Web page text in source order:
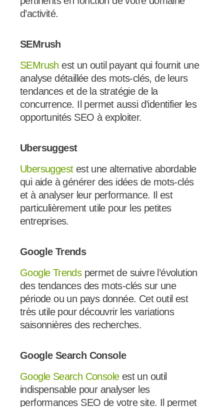
d’activité.
SEMrush
SEMrush est un outil payant qui fournit une
analyse détaillée des mots-clés, de leurs
tendances et de la stratégie de la
concurrence. Il permet aussi d’identifier les
opportunités SEO à exploiter.
Ubersuggest
Ubersuggestest une alternative abordable
qui aide à générer des idées de mots-clés
et à analyser leur performance. Il est
particulièrement utile pour les petites
entreprises.
Google Trends
Google Trendspermet de suivre l’évolution
des tendances des mots-clés sur une
période ou un pays donnée. Cet outil est
très utile pour découvrir les variations
saisonnières des recherches.
Google Search Console
Google Search Consoleest un outil
indispensable pour analyser les
performances SEO de votre site. Il permet